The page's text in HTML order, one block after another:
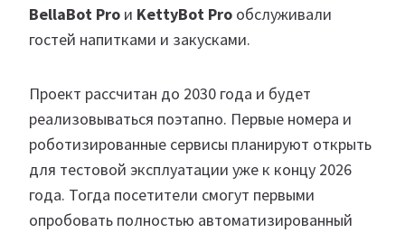
BellaBot Pro и KettyBot Pro обслуживали
гостей напитками и закусками.
Проект рассчитан до 2030 года и будет
реализовываться поэтапно. Первые номера и
роботизированные сервисы планируют открыть
для тестовой эксплуатации уже к концу 2026
года. Тогда посетители смогут первыми
опробовать полностью автоматизированный